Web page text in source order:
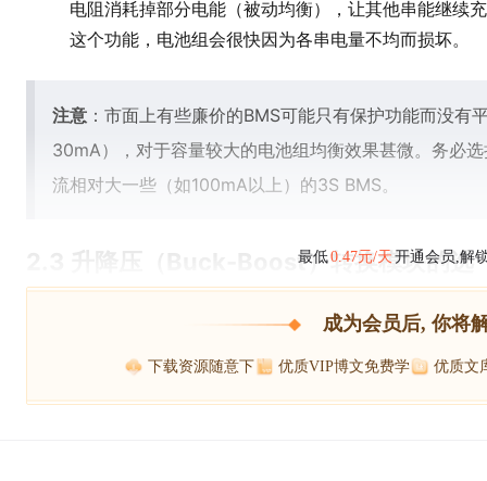
电阻消耗掉部分电能（被动均衡），让其他串能继续
这个功能，电池组会很快因为各串电量不均而损坏。
注意 ：市面上有些廉价的BMS可能只有保护功能而没有
30mA），对于容量较大的电池组均衡效果甚微。务必
流相对大一些（如100mA以上）的3S BMS。
2.3 升降压（Buck-Boost）转换模块的选
最低0.47元/天 开通会员,解
成为会员后, 你将
下载资源随意下 优质VIP博文免费学 优质文